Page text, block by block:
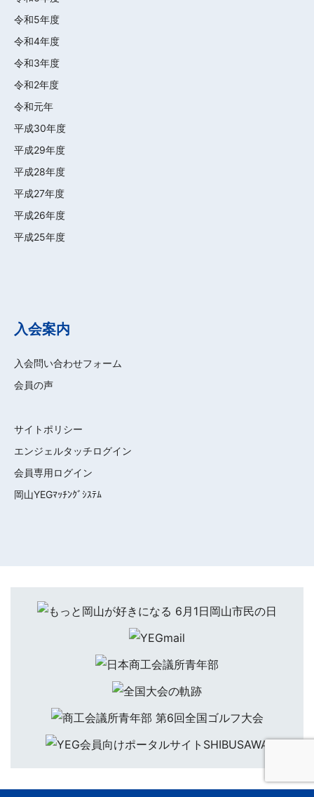
令和5年度
令和4年度
令和3年度
令和2年度
令和元年
平成30年度
平成29年度
平成28年度
平成27年度
平成26年度
平成25年度
入会案内
入会問い合わせフォーム
会員の声
サイトポリシー
エンジェルタッチログイン
会員専用ログイン
岡山YEGﾏｯﾁﾝｸﾞｼｽﾃﾑ